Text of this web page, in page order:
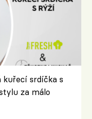
kuřecí srdíčka s
za málo